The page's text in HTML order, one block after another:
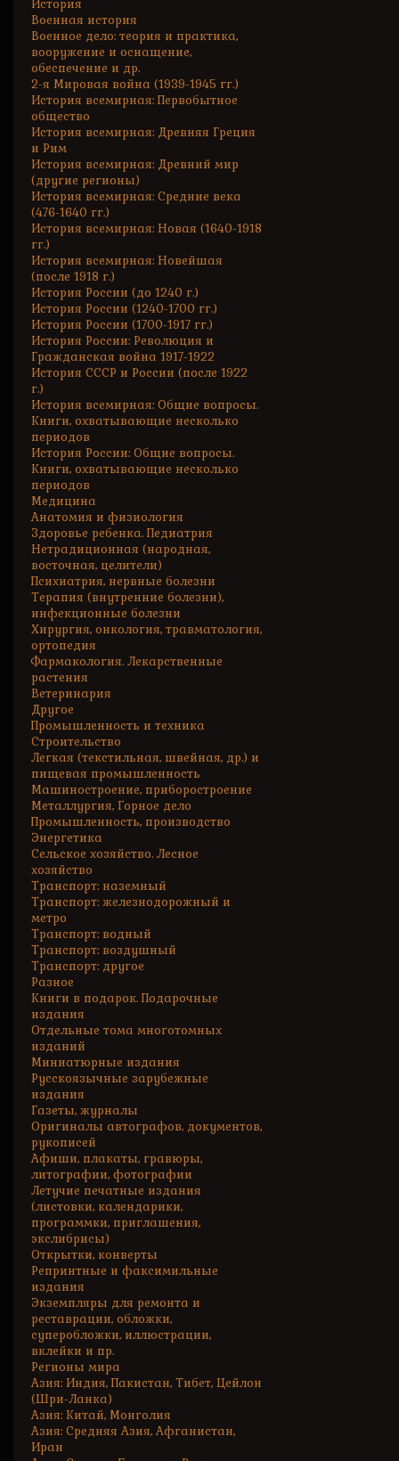
История
Военная история
Военное дело: теория и практика,
вооружение и оснащение,
обеспечение и др.
2-я Мировая война (1939-1945 гг.)
История всемирная: Первобытное
общество
История всемирная: Древняя Греция
и Рим
История всемирная: Древний мир
(другие регионы)
История всемирная: Средние века
(476-1640 гг.)
История всемирная: Новая (1640-1918
гг.)
История всемирная: Новейшая
(после 1918 г.)
История России (до 1240 г.)
История России (1240-1700 гг.)
История России (1700-1917 гг.)
История России: Революция и
Гражданская война 1917-1922
История СССР и России (после 1922
г.)
История всемирная: Общие вопросы.
Книги, охватывающие несколько
периодов
История России: Общие вопросы.
Книги, охватывающие несколько
периодов
Медицина
Анатомия и физиология
Здоровье ребенка. Педиатрия
Нетрадиционная (народная,
восточная, целители)
Психиатрия, нервные болезни
Терапия (внутренние болезни),
инфекционные болезни
Хирургия, онкология, травматология,
ортопедия
Фармакология. Лекарственные
растения
Ветеринария
Другое
Промышленность и техника
Строительство
Легкая (текстильная, швейная, др.) и
пищевая промышленность
Машиностроение, приборостроение
Металлургия, Горное дело
Промышленность, производство
Энергетика
Сельское хозяйство. Лесное
хозяйство
Транспорт: наземный
Транспорт: железнодорожный и
метро
Транспорт: водный
Транспорт: воздушный
Транспорт: другое
Разное
Книги в подарок. Подарочные
издания
Отдельные тома многотомных
изданий
Миниатюрные издания
Русскоязычные зарубежные
издания
Газеты, журналы
Оригиналы автографов, документов,
рукописей
Афиши, плакаты, гравюры,
литографии, фотографии
Летучие печатные издания
(листовки, календарики,
программки, приглашения,
экслибрисы)
Открытки, конверты
Репринтные и факсимильные
издания
Экземпляры для ремонта и
реставрации, обложки,
суперобложки, иллюстрации,
вклейки и пр.
Регионы мира
Азия: Индия, Пакистан, Тибет, Цейлон
(Шри-Ланка)
Азия: Китай, Монголия
Азия: Средняя Азия, Афганистан,
Иран